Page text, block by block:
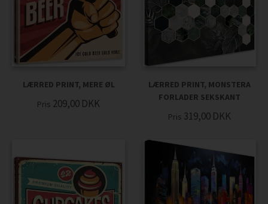
LÆRRED PRINT, MERE ØL
Pris 209,00 DKK
LÆRRED PRINT, MONSTERA
FORLADER SEKSKANT
Pris 319,00 DKK